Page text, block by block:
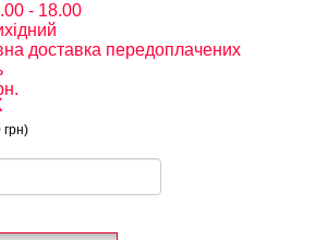
- 18.00
доставка передоплачених
грн)